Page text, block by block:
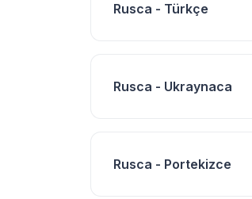
Rusca - Türkçe
Rusca - Ukraynaca
Rusca - Portekizce